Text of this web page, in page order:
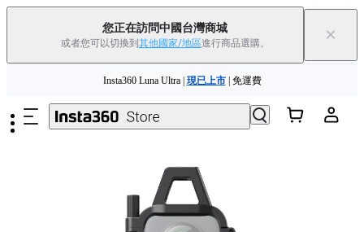
您正在訪問中國台灣商城
或者您可以切換到 其他國家/地區進行商品選購。 ×
Insta360 Luna Ultra |現已上市| 免運費
舊機換新機，享現金回饋或優惠券|了解更多